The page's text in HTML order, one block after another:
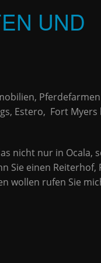
UND
Estero, Fort Myers
nicht nur in Ocala,
Sie einen Reiterhof,
wollen rufen Sie